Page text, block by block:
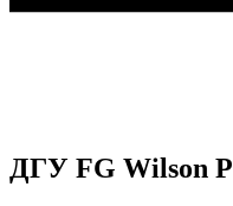
ДГУ FG Wilson